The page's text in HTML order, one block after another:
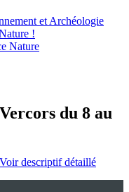
et Archéologie
!
Nature
du 8 au
Voir descriptif détaillé